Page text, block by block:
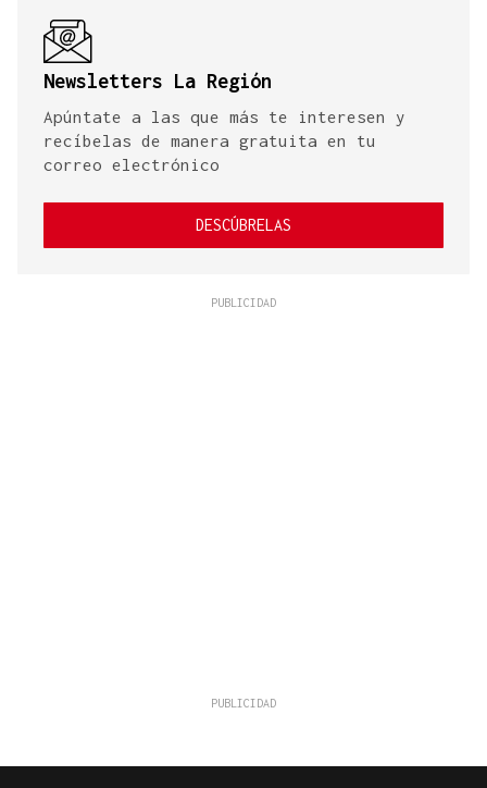
Newsletters La Región
Apúntate a las que más te interesen y
recíbelas de manera gratuita en tu
correo electrónico
DESCÚBRELAS